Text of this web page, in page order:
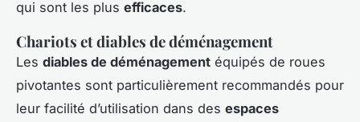
qui sont les plus efficaces.
Chariots et diables de déménagement
Les diables de déménagement équipés de roues
pivotantes sont particulièrement recommandés pour
leur facilité d’utilisation dans des espaces